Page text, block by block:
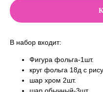
В набор входит:
Фигура фольга-1шт.
круг фольга 18д с
шар хром 2шт.